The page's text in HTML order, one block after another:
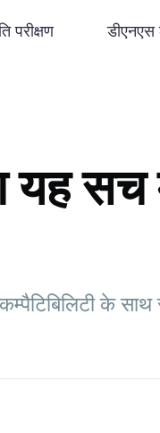
परीक्षण डीएनएस
यह सच
के साथ